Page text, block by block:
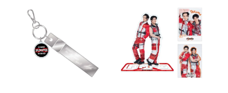
■発売日
2026年11月5日予定